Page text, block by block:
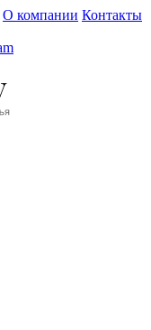
О компании Контакты